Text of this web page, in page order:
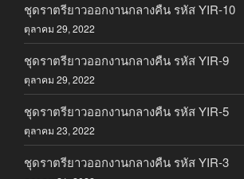
ชุดราตรียาวออกงานกลางคืน รหัส YIR-10
ตุลาคม 29, 2022
ชุดราตรียาวออกงานกลางคืน รหัส YIR-9
ตุลาคม 29, 2022
ชุดราตรียาวออกงานกลางคืน รหัส YIR-5
ตุลาคม 23, 2022
ชุดราตรียาวออกงานกลางคืน รหัส YIR-3